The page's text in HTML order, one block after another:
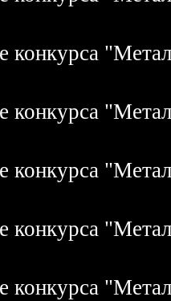
конкурса
конкурса
конкурса
конкурса
конкурса